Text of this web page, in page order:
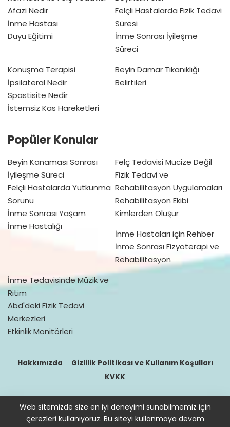
Afazi Nedir
İnme Hastası
Duyu Eğitimi
Felçli Hastalarda Fizik Tedavi
Süresi
İnme Sonrası İyileşme
Süreci
Konuşma Terapisi
İpsilateral Nedir
Spastisite Nedir
İstemsiz Kas Hareketleri
Beyin Damar Tıkanıklığı
Belirtileri
Popüler Konular
Beyin Kanaması Sonrası
İyileşme Süreci
Felçli Hastalarda Yutkunma
Sorunu
İnme Sonrası Yaşam
İnme Hastalığı
Felç Tedavisi Mucize Değil
Fizik Tedavi ve
Rehabilitasyon Uygulamaları
Rehabilitasyon Ekibi
Kimlerden Oluşur
İnme Hastaları için Rehber
İnme Sonrası Fizyoterapi ve
Rehabilitasyon
İnme Tedavisinde Müzik ve
Ritim
Abd'deki Fizik Tedavi
Merkezleri
Etkinlik Monitörleri
Hakkımızda
Gizlilik Politikası ve Kullanım Koşulları
KVKK
© 2016–2021 doktorfizik
Web sitemizde size en iyi deneyimi sunabilmemiz için
çerezleri kullanıyoruz. Bu siteyi kullanmaya devam